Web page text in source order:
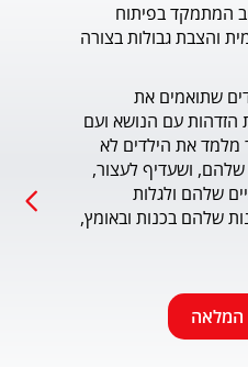
המתמקד בפיתוח
והצבת גבולות בצורה
והוא מלווה באיורים חמודים שתואמים את
הדמויות בסיפור. הסיפור מלמד את הילדים לא
להקשיב לרגשות האמיתיים שלהם ולגלות
הילדים. מומלץ בחום.
המלאה